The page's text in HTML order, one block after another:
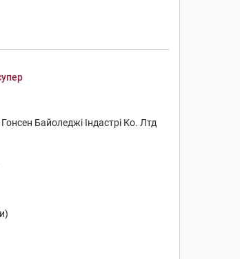
Байоледжі Індастрі Ко. Лтд